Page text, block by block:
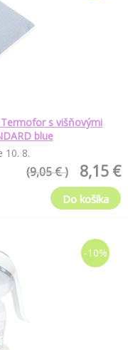
s višňovými
blue
10. 8.
8,15 €
(9,05 € )
Do košíka
-10%